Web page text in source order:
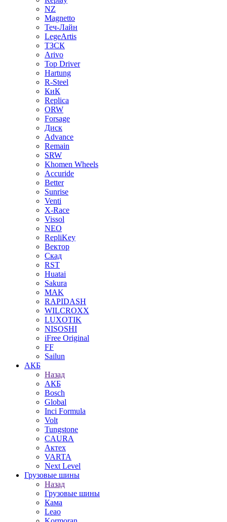
NZ
Magnetto
Теч-Лайн
LegeArtis
ТЗСК
Arivo
Top Driver
Hartung
R-Steel
КиК
Replica
ORW
Forsage
Диск
Advance
Remain
SRW
Khomen Wheels
Accuride
Better
Sunrise
Venti
X-Race
Vissol
NEO
RepliKey
Вектор
Скад
RST
Huatai
Sakura
MAK
RAPIDASH
WILCROXX
LUXOTIK
NISOSHI
iFree Original
FF
Sailun
АКБ
Назад
АКБ
Bosch
Global
Inci Formula
Volt
Tungstone
CAURA
Актех
VARTA
Next Level
Грузовые шины
Назад
Грузовые шины
Кама
Leao